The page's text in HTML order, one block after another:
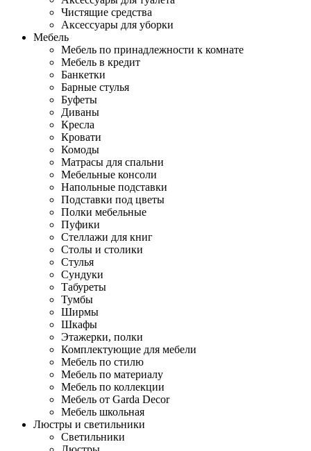
Чистящие средства
Аксессуары для уборки
Мебель
Мебель по принадлежности к комнате
Мебель в кредит
Банкетки
Барные стулья
Буфеты
Диваны
Кресла
Кровати
Комоды
Матрасы для спальни
Мебельные консоли
Напольные подставки
Подставки под цветы
Полки мебельные
Пуфики
Стеллажи для книг
Столы и столики
Стулья
Сундуки
Табуреты
Тумбы
Ширмы
Шкафы
Этажерки, полки
Комплектующие для мебели
Мебель по стилю
Мебель по материалу
Мебель по коллекции
Мебель от Garda Decor
Мебель школьная
Люстры и светильники
Светильники